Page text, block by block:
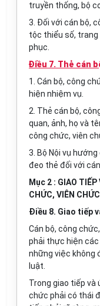
truyền thống, bộ
3. Đối với cán bộ,
tộc thiểu số, trang
phục.
Điều 7. Thẻ cán
1. Cán bộ, công
hiện nhiệm vụ.
2. Thẻ cán bộ,
quan, ảnh, họ và
công chức, viên
3. Bộ Nội vụ
đeo thẻ đối với
Mục 2 : GIAO TIẾP
CHỨC, VIÊN CHỨC
Điều 8. Giao tiếp
Cán bộ, công
phải thực hiện các
những việc không
luật.
Trong giao tiếp và
chức phải có thái